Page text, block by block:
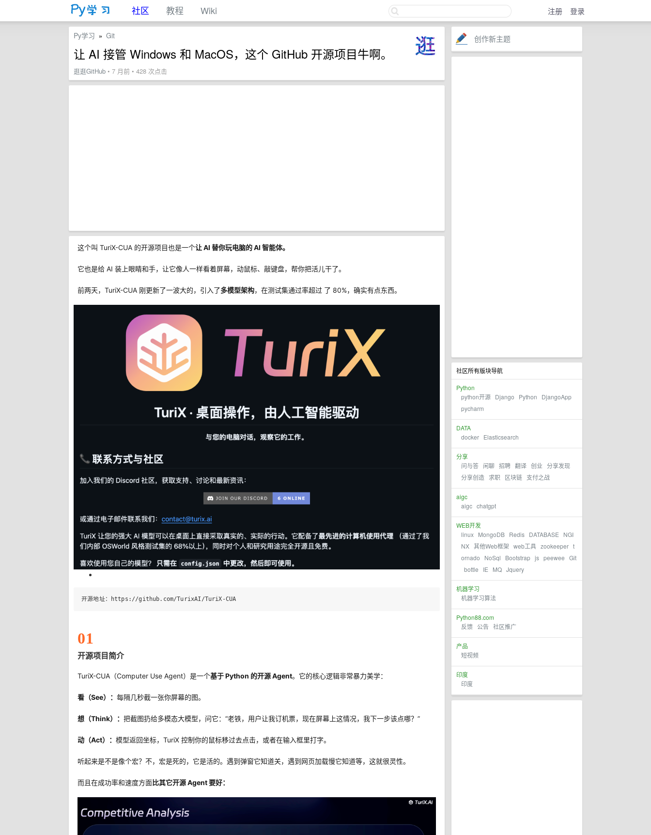
社区 教程 Wiki 注册 登录
创作新主题
社区所有版块导航
Python
python开源 Django Python
DjangoApp
pycharm
DATA
docker Elasticsearch
分享
问与答 闲聊 招聘 翻译 创业 分享发现
分享创造 求职 区块链 支付之战
aigc
aigc chatgpt
WEB开发
linux MongoDB Redis DATABASE
NGI
NX 其他Web框架 web工具 zookeeper t
ornado
NoSql Bootstrap js peewee Git
bottle
IE MQ Jquery
机器学习
机器学习算法
Python88.com
反馈 公告 社区推广
产品
短视频
印度
印度
Py学习 » Git
让 AI 接管 Windows 和 MacOS，这个 GitHub 开源项目牛啊。
逛逛GitHub • 7 月前 • 428 次点击
这个叫 TuriX-CUA 的开源项目也是一个让 AI 替你玩电脑的 AI 智能体。
它也是给 AI 装上眼睛和手，让它像人一样看着屏幕，动鼠标、敲键盘，帮你把活儿干了。
前两天， TuriX-CUA 刚更新了一波大的，引入了多模型架构，在测试集通过率超过 了 80%，确实有点东西。
开源地址： https : //github.com/TurixAI/TuriX-CUA
01
开源项目简介
TuriX-CUA（Computer Use Agent）是一个基于 Python 的开源 Agent。它的核心逻辑非常暴力美学：
看（See）： 每隔几秒截一张你屏幕的图。
想（Think）： 把截图扔给多模态大模型，问它：“老铁，用户让我订机票，现在屏幕上这情况，我下一步该点哪？”
动（Act）： 模型返回坐标，TuriX 控制你的鼠标移过去点击，或者在输入框里打字。
听起来是不是像个宏？不，宏是死的，它是活的。遇到弹窗它知道关，遇到网页加载慢它知道等，这就很灵性。
而且在成功率和速度方面比其它开源 Agent 要好：